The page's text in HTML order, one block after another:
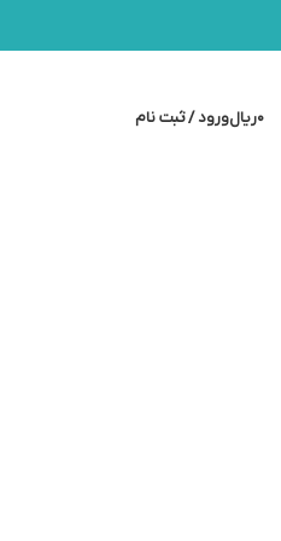
۰ریالورود / ثبت نام